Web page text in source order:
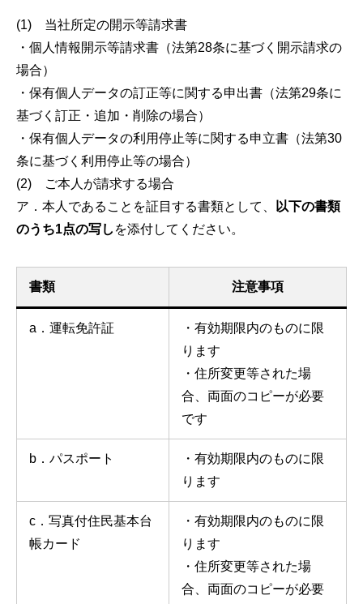
(1) 当社所定の開示等請求書
・個人情報開示等請求書（法第28条に基づく開示請求の
場合）
・保有個人データの訂正等に関する申出書（法第29条に
基づく訂正・追加・削除の場合）
・保有個人データの利用停止等に関する申立書（法第30
条に基づく利用停止等の場合）
(2) ご本人が請求する場合
ア．本人であることを証目する書類として、
以下の書類
のうち1点の写し を添付してください。
書類 注意事項
a．運転免許証
・有効期限内のものに限
ります
・住所変更等された場
合、両面のコピーが必要
です
b．パスポート
・有効期限内のものに限
ります
c．写真付住民基本台
帳カード
・有効期限内のものに限
ります
・住所変更等された場
合、両面のコピーが必要